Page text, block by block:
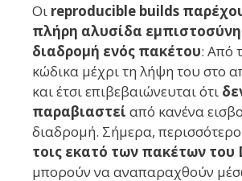
Οι reproducible builds παρέχ
πλήρη αλυσίδα
διαδρομή ενός πακέτου: Από
κώδικα μέχρι τη λήψη του στο
και έτσιεπιβεβαιώνευται ότι
παραβιαστεί από κανένα
διαδρομή. Σήμερα, περισσότερο
τοις εκατό των πακέτων του
μπορούννα αναπαραχθούν